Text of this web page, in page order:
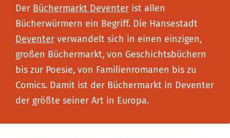
Der Büchermarkt Deventer ist allen
Bücherwürmern ein Begriff. Die Hansestadt
Deventer verwandelt sich in einen einzigen,
großen Büchermarkt, von Geschichtsbüchern
bis zur Poesie, von Familienromanen bis zu
Comics. Damit ist der Büchermarkt in Deventer
der größte seiner Art in Europa.